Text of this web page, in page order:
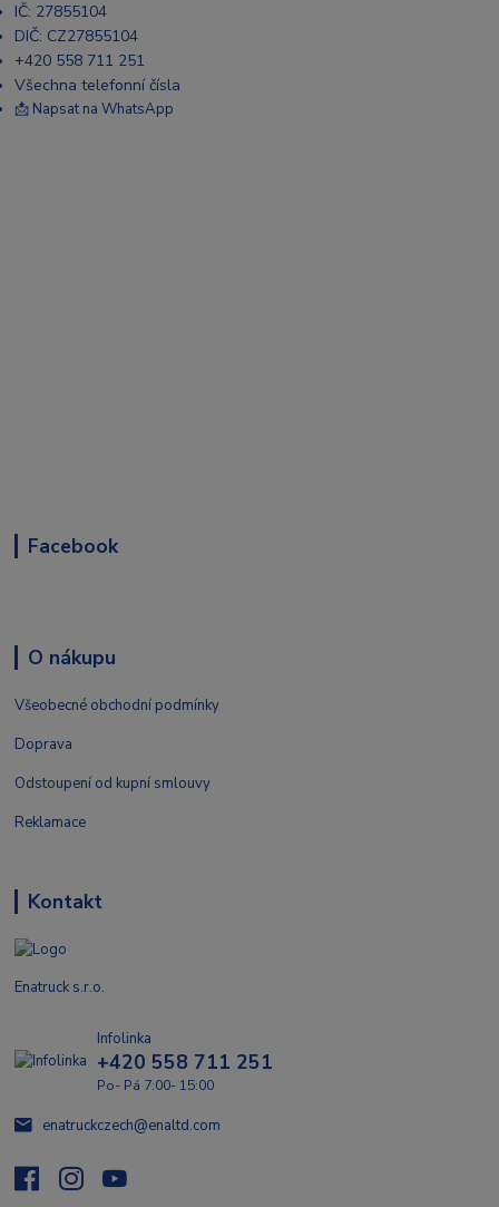
IČ: 27855104
DIČ: CZ27855104
+420 558 711 251
Všechna telefonní čísla
📩 Napsat na WhatsApp
Facebook
O nákupu
Všeobecné obchodní podmínky
Doprava
Odstoupení od kupní smlouvy
Reklamace
Kontakt
Enatruck s.r.o.
Infolinka
+420 558 711 251
Po- Pá 7:00- 15:00
enatruckczech@enaltd.com